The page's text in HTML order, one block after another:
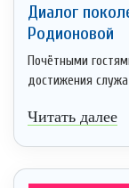
Диалог
Родионовой
Почётными
достижения
Читать далее